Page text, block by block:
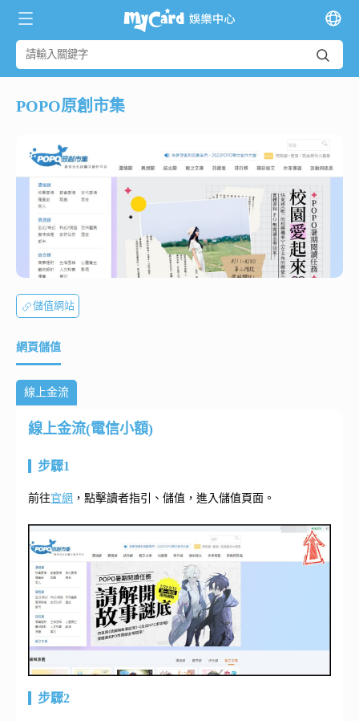
POPO原創市集
儲值網站
網頁儲值
線上金流
線上金流(電信小額)
步驟1
前往官網 ，點擊讀者指引、儲值，進入儲值頁面。
步驟2